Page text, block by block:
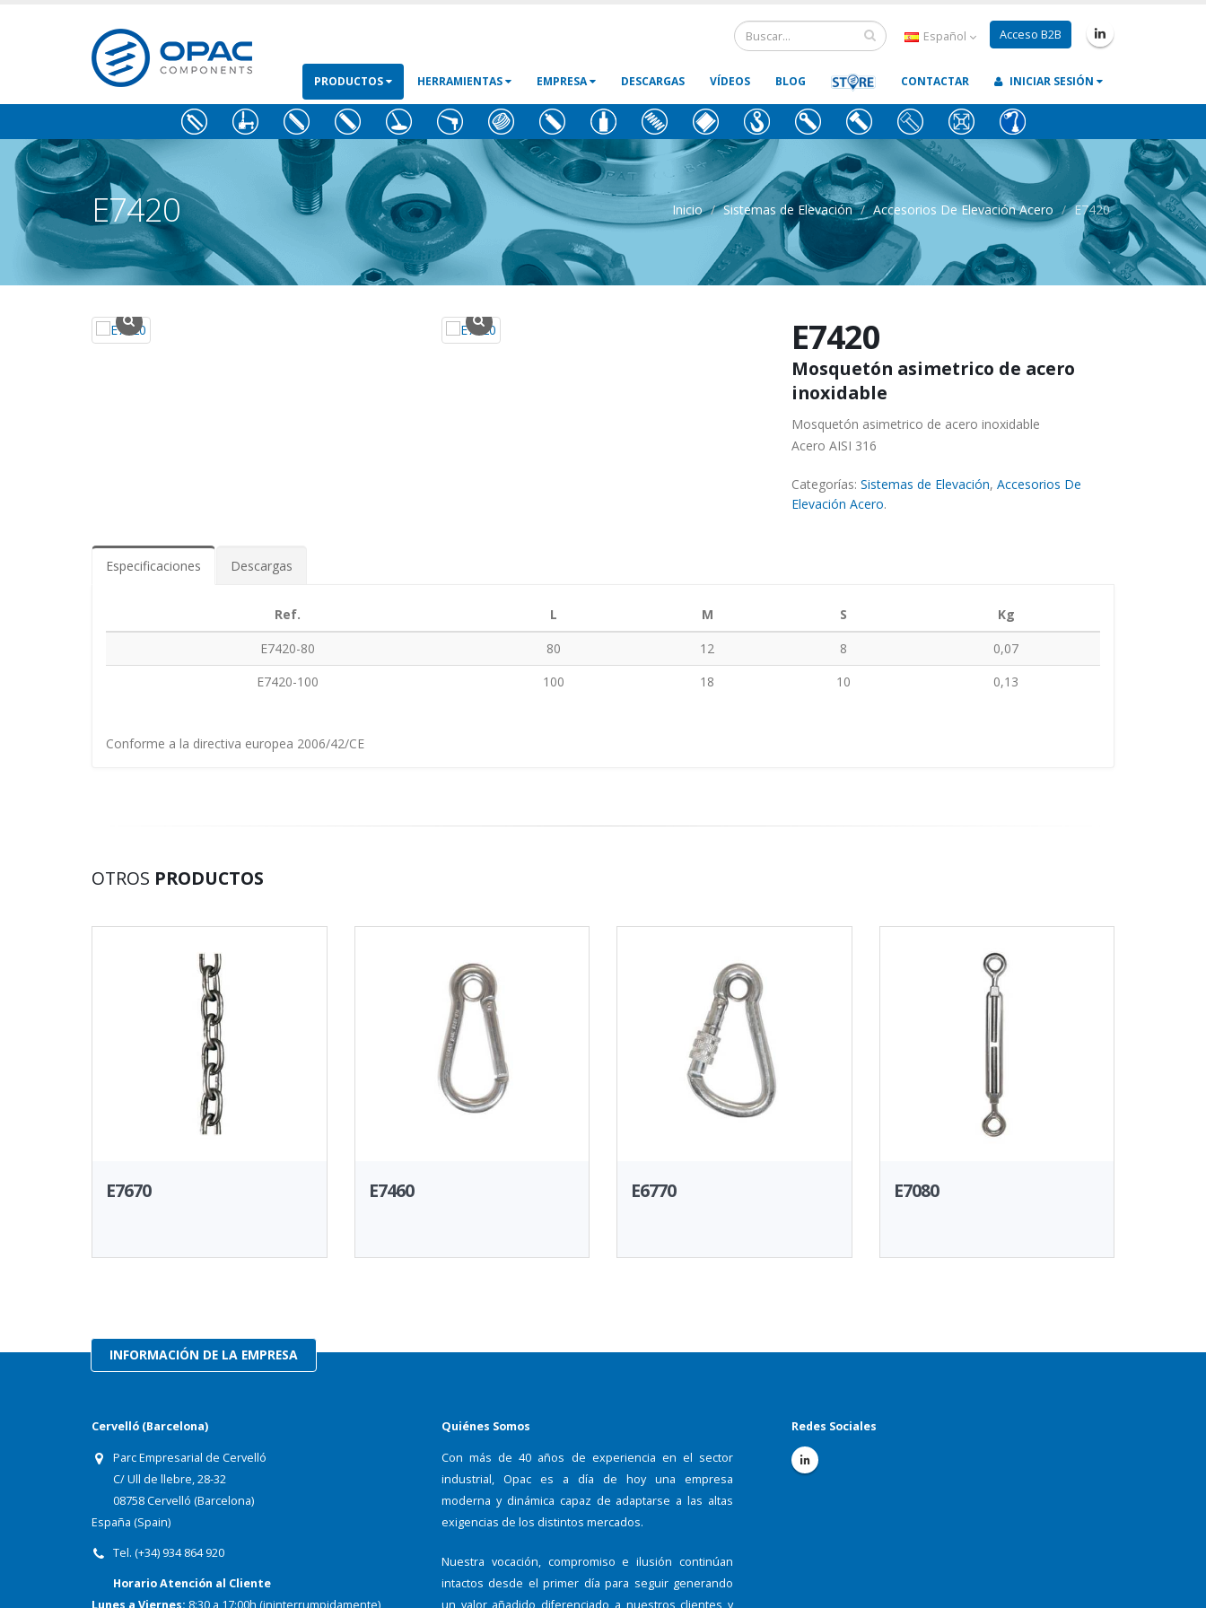
Español Acceso B2B
PRODUCTOS HERRAMIENTAS EMPRESA DESCARGAS VÍDEOS BLOG CONTACTAR INICIAR SESIÓN
E7420 Inicio Sistemas de Elevación Accesorios De Elevación Acero E7420
E7420
Mosquetón asimetrico de acero
inoxidable
Mosquetón asimetrico de acero inoxidable
Acero AISI 316
Categorías: Sistemas de Elevación, Accesorios De
Elevación Acero.
Especificaciones Descargas
Ref. L M S
Kg
E7420-80
80 12 8
0,07
E7420-100
100 18 10 0,13
Conforme a la directiva europea 2006/42/CE
OTROS PRODUCTOS
E7670 E7460 E6770 E7080
INFORMACIÓN DE LA EMPRESA
Cervelló (Barcelona)
Parc Empresarial de Cervelló
C/ Ull de llebre, 28-32
08758 Cervelló (Barcelona)
España (Spain)
Tel. (+34) 934 864 920
Horario Atención al Cliente
Lunes a Viernes: 8:30 a 17:00h (ininterrumpidamente)
Quiénes Somos
Con más de 40 años de experiencia en el sector
industrial, Opac es a día de hoy una empresa
moderna y dinámica capaz de adaptarse a las altas
exigencias de los distintos mercados.
Nuestra vocación, compromiso e ilusión continúan
intactos desde el primer día para seguir generando
un valor añadido diferenciado a nuestros clientes y
Redes Sociales